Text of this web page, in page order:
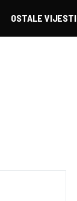
OSTALE VIJESTI